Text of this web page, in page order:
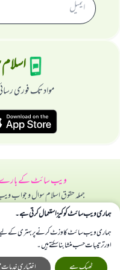
مواد تک فوری
ویب سائٹ کے بارے
جملہ حقوق اسلام سوال و جواب ویب سائٹ
ہماری ویب سائٹ کوکیز استعمال کرتی ہے۔
ہماری ویب سائٹ کا وزٹ کرنے پر بہتری کے لیے
اور ترتیبات حسب منشا بنا سکتے ہیں۔